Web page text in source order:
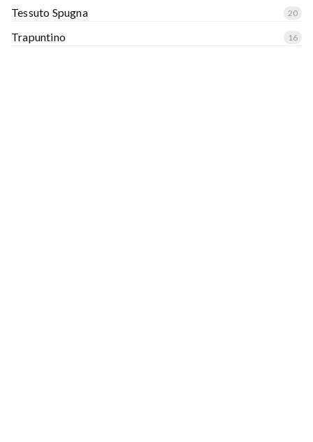
Tessuto Spugna 20
Trapuntino 16